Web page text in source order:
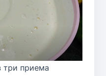
три приема